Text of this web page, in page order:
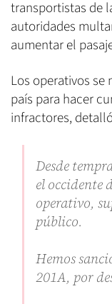
transportistas de
autoridades
aumentar el
Los operativos
país para hacer
infractores,
Desde
el occidente
operativo,
público.
Hemos
201A, por